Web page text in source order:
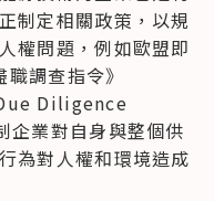
制定相關政策，以規
權問題，例如歐盟即
調查指令》
Diligence
業對自身與整個供
為對人權和環境造成